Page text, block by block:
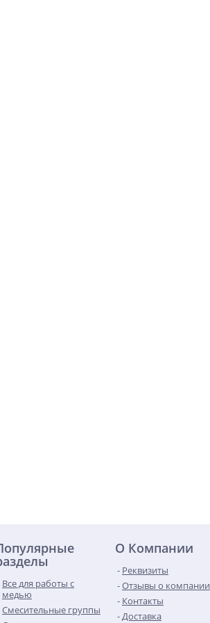
Все для работы с
медью
Смесительные группы
О Компании
Реквизиты
Отзывы о компании
Контакты
Доставка